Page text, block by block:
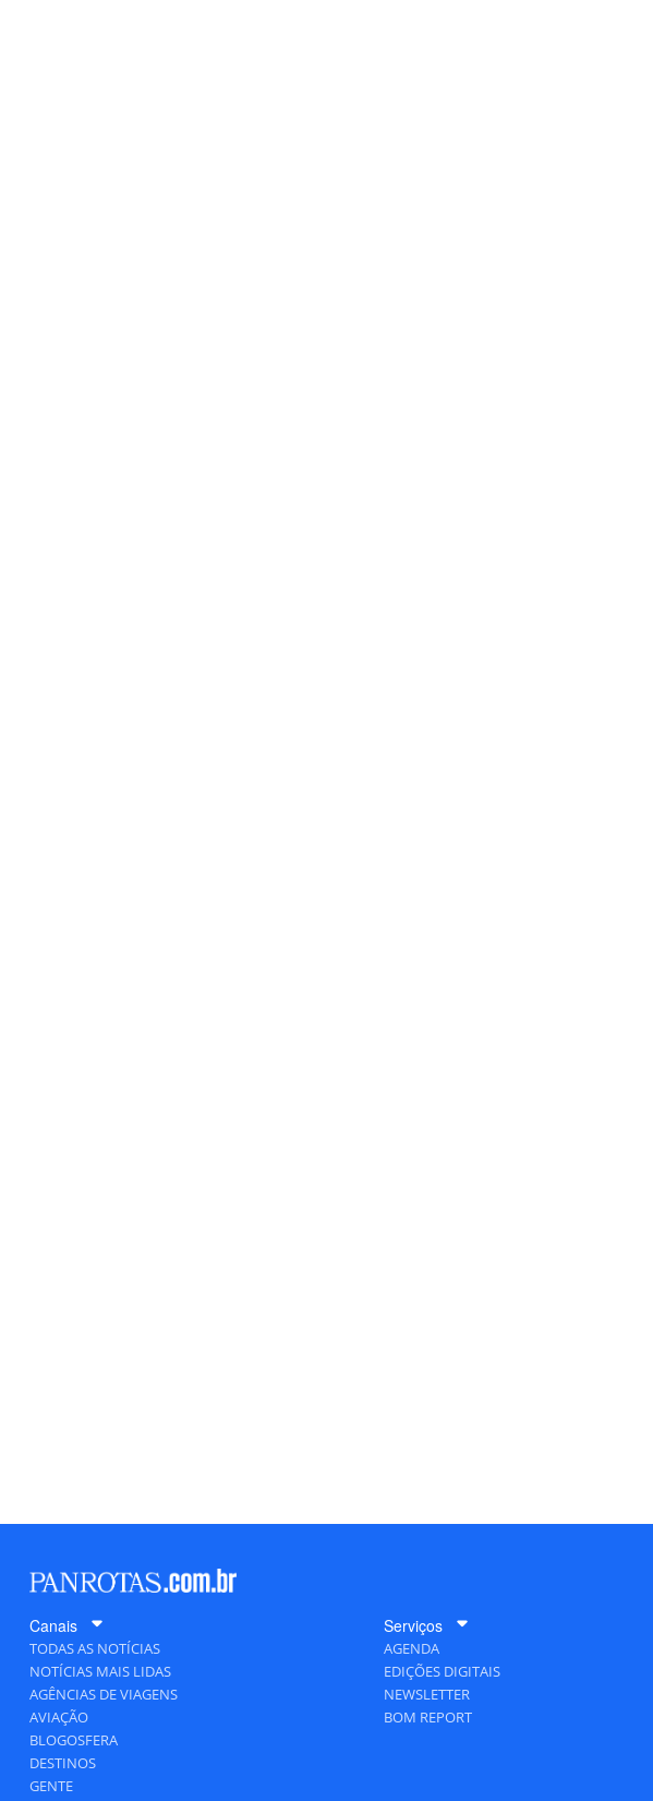
Canais
TODAS AS NOTÍCIAS
NOTÍCIAS MAIS LIDAS
AGÊNCIAS DE VIAGENS
AVIAÇÃO
BLOGOSFERA
DESTINOS
GENTE
Serviços
AGENDA
EDIÇÕES DIGITAIS
NEWSLETTER
BOM REPORT